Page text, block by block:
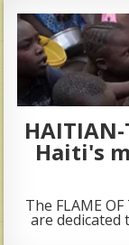
Haiti's
The FLAME
are